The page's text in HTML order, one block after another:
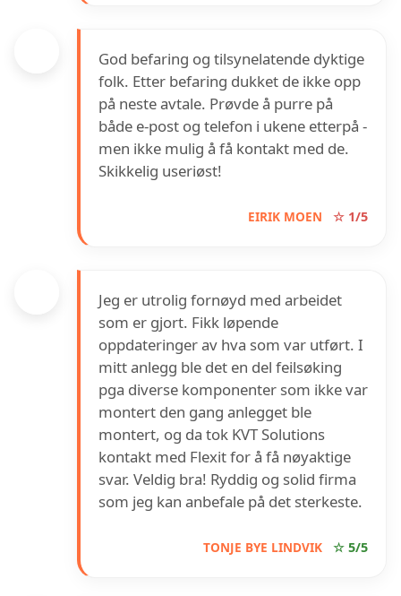
God befaring og tilsynelatende dyktige
folk. Etter befaring dukket de ikke opp
på neste avtale. Prøvde å purre på
både e-post og telefon i ukene etterpå -
men ikke mulig å få kontakt med de.
Skikkelig useriøst!
EIRIK MOEN ☆ 1/5
Jeg er utrolig fornøyd med arbeidet
som er gjort. Fikk løpende
oppdateringer av hva som var utført. I
mitt anlegg ble det en del feilsøking
pga diverse komponenter som ikke var
montert den gang anlegget ble
montert, og da tok KVT Solutions
kontakt med Flexit for å få nøyaktige
svar. Veldig bra! Ryddig og solid firma
som jeg kan anbefale på det sterkeste.
TONJE BYE LINDVIK ☆ 5/5